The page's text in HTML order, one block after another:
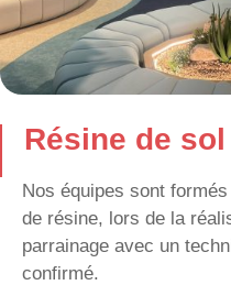
Résine de sol
Nos équipes sont
de résine, lors de la
parrainage avec un
confirmé.